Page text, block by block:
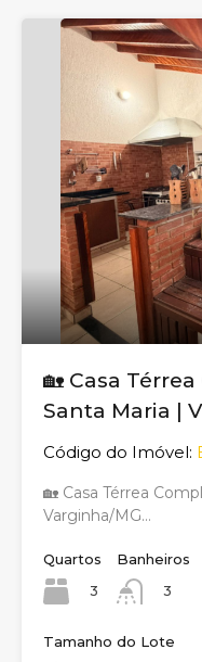
🏡 Casa
Santa Maria |
Código do Imóvel:
🏡 Casa Térrea
Varginha/MG…
Quartos
3
Banheiros
3
Tamanho do Lote